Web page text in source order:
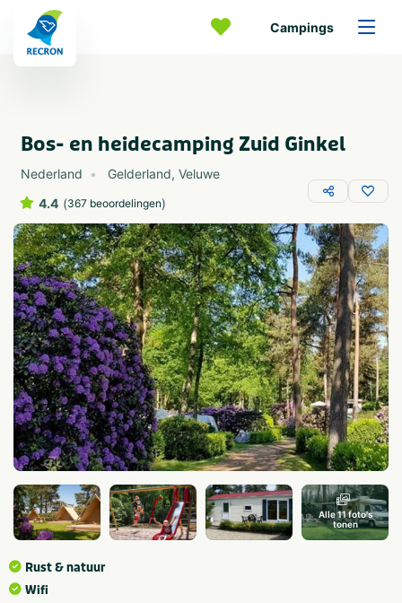
Campings
Bos- en heidecamping Zuid Ginkel
Nederland Gelderland, Veluwe
4.4 (367 beoordelingen)
Alle 11 foto's
tonen
Rust & natuur
Wifi